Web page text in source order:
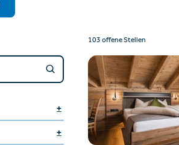
103 offene Stellen